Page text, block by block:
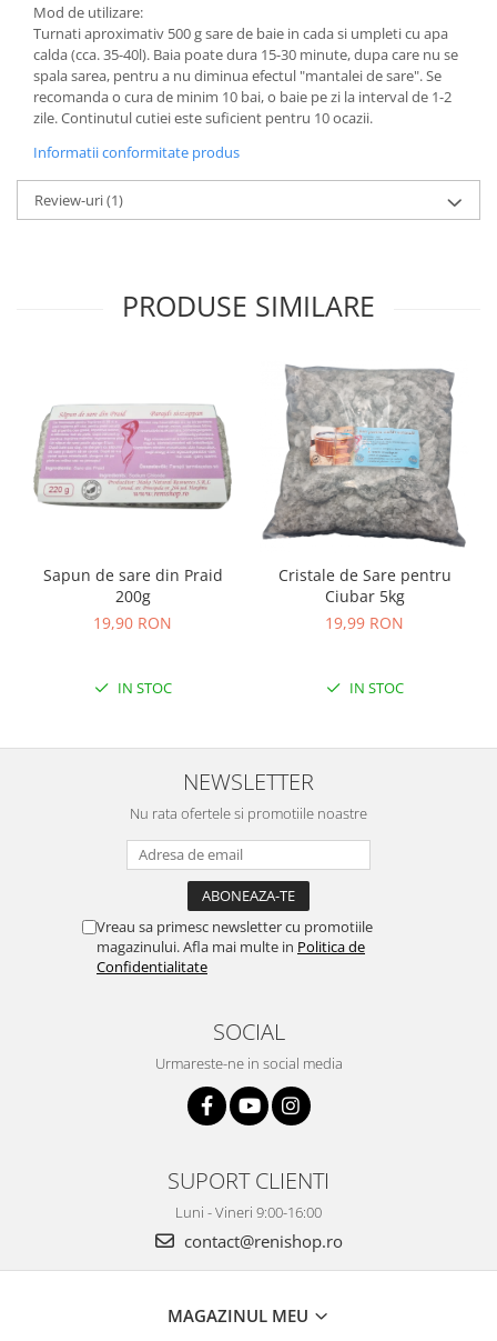
Mod de utilizare:
Turnati aproximativ 500 g sare de baie in cada si umpleti cu apa
calda (cca. 35-40l). Baia poate dura 15-30 minute, dupa care nu se
spala sarea, pentru a nu diminua efectul "mantalei de sare". Se
recomanda o cura de minim 10 bai, o baie pe zi la interval de 1-2
zile. Continutul cutiei este suficient pentru 10 ocazii.
Informatii conformitate produs
Review-uri(1)
PRODUSE SIMILARE
Sapun de sare din Praid
200g
19,90 RON
IN STOC
Cristale de Sare pentru
Ciubar 5kg
19,99 RON
IN STOC
NEWSLETTER
Nu rata ofertele si promotiile noastre
Vreau sa primesc newsletter cu promotiile
magazinului. Afla mai multe in Politica de
Confidentialitate
SOCIAL
Urmareste-ne in social media
SUPORT CLIENTI
Luni - Vineri 9:00-16:00
contact@renishop.ro
MAGAZINUL MEU